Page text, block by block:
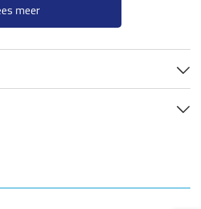
meer